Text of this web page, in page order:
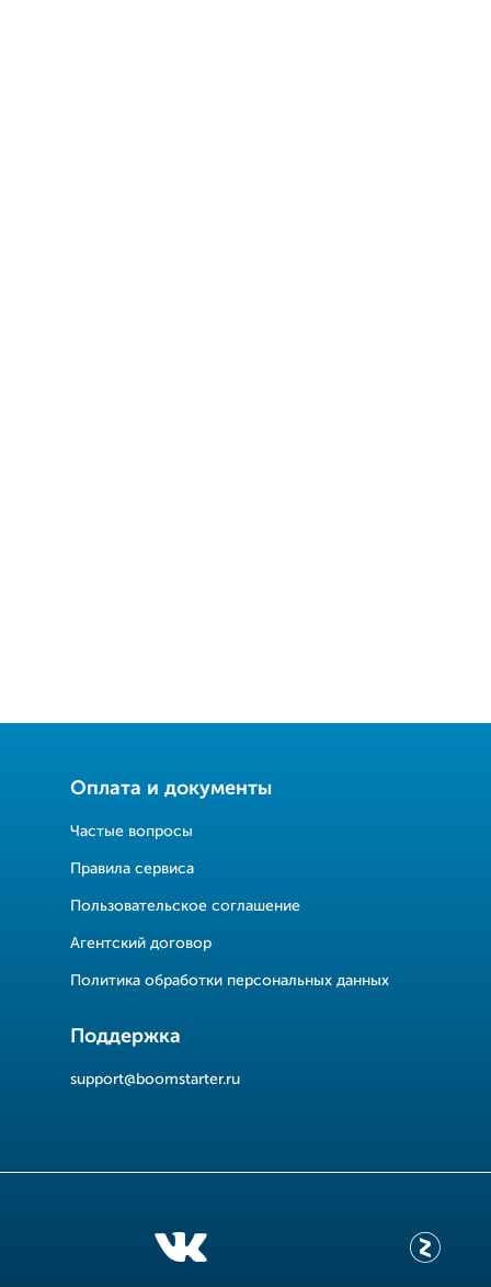
Оплата и документы
Частые вопросы
Правила сервиса
Пользовательское соглашение
Агентский договор
Политика обработки персональных данных
Поддержка
support@boomstarter.ru